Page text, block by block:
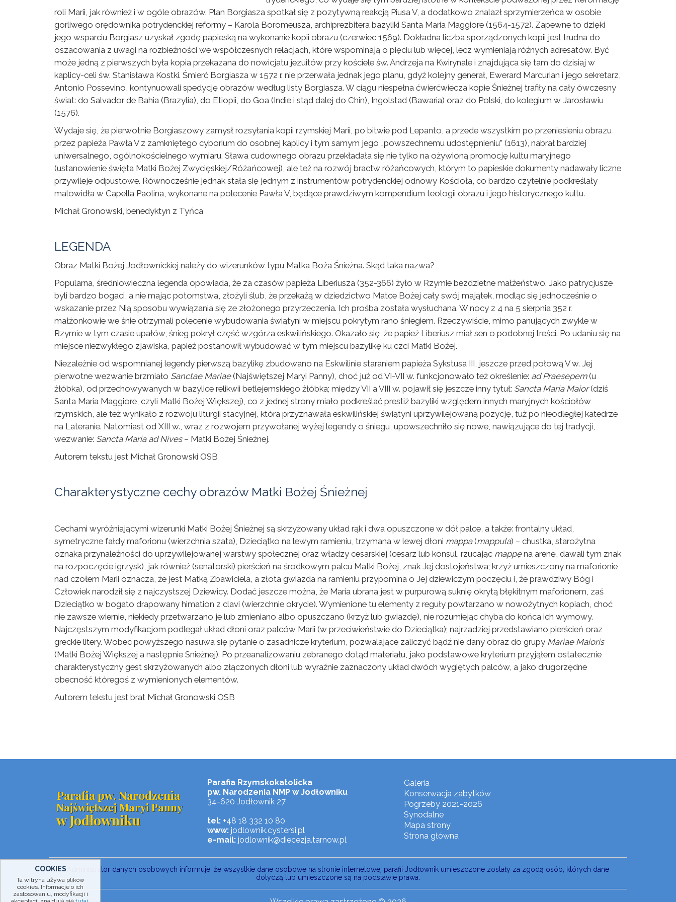
roli Marii, jak również i w ogóle obrazów. Plan Borgiasza spotkał się z pozytywną reakcją Piusa V, a dodatkowo znalazł sprzymierzeńca w osobie
gorliwego orędownika potrydenckiej reformy – Karola Boromeusza, archiprezbitera bazyliki Santa Maria Maggiore (1564-1572). Zapewne to dzięki
jego wsparciu Borgiasz uzyskał zgodę papieską na wykonanie kopii obrazu (czerwiec 1569). Dokładna liczba sporządzonych kopii jest trudna do
oszacowania z uwagi na rozbieżności we współczesnych relacjach, które wspominają o pięciu lub więcej, lecz wymieniają różnych adresatów. Być
może jedną z pierwszych była kopia przekazana do nowicjatu jezuitów przy kościele św. Andrzeja na Kwirynale i znajdująca się tam do dzisiaj w
kaplicy-celi św. Stanisława Kostki. Śmierć Borgiasza w 1572 r. nie przerwała jednak jego planu, gdyż kolejny generał, Ewerard Marcurian i jego sekretarz,
Antonio Possevino, kontynuowali spedycję obrazów według listy Borgiasza. W ciągu niespełna ćwierćwiecza kopie Śnieżnej trafiły na cały ówczesny
świat: do Salvador de Bahia (Brazylia), do Etiopii, do Goa (Indie i stąd dalej do Chin), Ingolstad (Bawaria) oraz do Polski, do kolegium w Jarosławiu
(1576).
Wydaje się, że pierwotnie Borgiaszowy zamysł rozsyłania kopii rzymskiej Marii, po bitwie pod Lepanto, a przede wszystkim po przeniesieniu obrazu
przez papieża Pawła V z zamkniętego cyborium do osobnej kaplicy i tym samym jego „powszechnemu udostępnieniu” (1613), nabrał bardziej
uniwersalnego, ogólnokościelnego wymiaru. Sława cudownego obrazu przekładała się nie tylko na ożywioną promocję kultu maryjnego
(ustanowienie święta Matki Bożej Zwycięskiej/Różańcowej), ale też na rozwój bractw różańcowych, którym to papieskie dokumenty nadawały liczne
przywileje odpustowe. Równocześnie jednak stała się jednym z instrumentów potrydenckiej odnowy Kościoła, co bardzo czytelnie podkreślały
malowidła w Capella Paolina, wykonane na polecenie Pawła V, będące prawdziwym kompendium teologii obrazu i jego historycznego kultu.
Michał Gronowski, benedyktyn z Tyńca
LEGENDA
Obraz Matki Bożej Jodłownickiej należy do wizerunków typu Matka Boża Śnieżna. Skąd taka nazwa?
Popularna, średniowieczna legenda opowiada, że za czasów papieża Liberiusza (352-366) żyło w Rzymie bezdzietne małżeństwo. Jako patrycjusze
byli bardzo bogaci, a nie mając potomstwa, złożyli ślub, że przekażą w dziedzictwo Matce Bożej cały swój majątek, modląc się jednocześnie o
wskazanie przez Nią sposobu wywiązania się ze złożonego przyrzeczenia. Ich prośba została wysłuchana. W nocy z 4 na 5 sierpnia 352 r.
małżonkowie we śnie otrzymali polecenie wybudowania świątyni w miejscu pokrytym rano śniegiem. Rzeczywiście, mimo panujących zwykle w
Rzymie w tym czasie upałów, śnieg pokrył część wzgórza eskwilińskiego. Okazało się, że papież Liberiusz miał sen o podobnej treści. Po udaniu się na
miejsce niezwykłego zjawiska, papież postanowił wybudować w tym miejscu bazylikę ku czci Matki Bożej.
Niezależnie od wspomnianej legendy pierwszą bazylikę zbudowano na Eskwilinie staraniem papieża Sykstusa III, jeszcze przed połową V w. Jej
pierwotne wezwanie brzmiało Sanctae Mariae(Najświętszej Maryi Panny), choć już od VI-VII w. funkcjonowało też określenie: ad Praesepem(u
żłóbka), od przechowywanych w bazylice relikwii betlejemskiego żłóbka; między VII a VIII w. pojawił się jeszcze inny tytuł: Sancta Maria Maior(dziś
Santa Maria Maggiore, czyli Matki Bożej Większej), co z jednej strony miało podkreślać prestiż bazyliki względem innych maryjnych kościołów
rzymskich, ale też wynikało z rozwoju liturgii stacyjnej, która przyznawała eskwilińskiej świątyni uprzywilejowaną pozycję, tuż po nieodległej katedrze
na Lateranie. Natomiast od XIII w., wraz z rozwojem przywołanej wyżej legendy o śniegu, upowszechniło się nowe, nawiązujące do tej tradycji,
wezwanie: Sancta Maria ad Nives – Matki Bożej Śnieżnej.
Autorem tekstu jest Michał Gronowski OSB
Charakterystyczne cechy obrazów Matki Bożej Śnieżnej
Cechami wyróżniającymi wizerunki Matki Bożej Śnieżnej są skrzyżowany układ rąk i dwa opuszczone w dół palce, a także: frontalny układ,
symetryczne fałdy maforionu (wierzchnia szata), Dzieciątko na lewym ramieniu, trzymana w lewej dłoni mappa(mappula) – chustka, starożytna
oznaka przynależności do uprzywilejowanej warstwy społecznej oraz władzy cesarskiej (cesarz lub konsul, rzucając mappęna arenę, dawali tym znak
na rozpoczęcie igrzysk), jak również (senatorski) pierścień na środkowym palcu Matki Bożej, znak Jej dostojeństwa; krzyż umieszczony na maforionie
nad czołem Marii oznacza, że jest Matką Zbawiciela, a złota gwiazda na ramieniu przypomina o Jej dziewiczym poczęciu i, że prawdziwy Bóg i
Człowiek narodził się z najczystszej Dziewicy. Dodać jeszcze można, że Maria ubrana jest w purpurową suknię okrytą błękitnym maforionem, zaś
Dzieciątko w bogato drapowany himation z clavi (wierzchnie okrycie). Wymienione tu elementy z reguły powtarzano w nowożytnych kopiach, choć
nie zawsze wiernie, niekiedy przetwarzano je lub zmieniano albo opuszczano (krzyż lub gwiazdę), nie rozumiejąc chyba do końca ich wymowy.
Najczęstszym modyfikacjom podlegał układ dłoni oraz palców Marii (w przeciwieństwie do Dzieciątka); najrzadziej przedstawiano pierścień oraz
greckie litery. Wobec powyższego nasuwa się pytanie o zasadnicze kryterium, pozwalające zaliczyć bądź nie dany obraz do grupy Mariae Maioris
(Matki Bożej Większej a następnie Snieżnej). Po przeanalizowaniu zebranego dotąd materiału, jako podstawowe kryterium przyjąłem ostatecznie
charakterystyczny gest skrzyżowanych albo złączonych dłoni lub wyraźnie zaznaczony układ dwóch wygiętych palców, a jako drugorzędne
obecność któregoś z wymienionych elementów.
Autorem tekstu jest brat Michał Gronowski OSB
Parafia pw. Narodzenia
Najświętszej Maryi Panny
w Jodłowniku
Parafia Rzymskokatolicka
pw. Narodzenia NMP w Jodłowniku
34-620 Jodłownik 27
tel: +48 18 332 10 80
www: jodlownik.cystersi.pl
e-mail: jodlownik@diecezja.tarnow.pl
Galeria
Konserwacja zabytków
Pogrzeby 2021-2026
Synodalne
Mapa strony
Strona główna
Administrator danych osobowych informuje, że wszystkie dane osobowe na stronie internetowej parafii Jodłownik umieszczone zostały za zgodą osób, których dane
dotyczą lub umieszczone są na podstawie prawa.
COOKIES
Ta witryna używa plików
cookies. Informacje o ich
zastosowaniu, modyfikacji i